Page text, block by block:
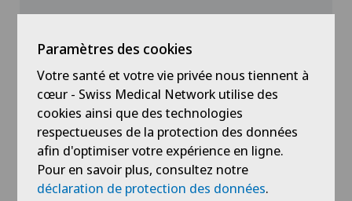
Infectiologie
Voir profil
Paramètres des cookies
Votre santé et votre vie privée nous tiennent à
cœur - Swiss Medical Network utilise des
cookies ainsi que des technologies
respectueuses de la protection des données
afin d'optimiser votre expérience en ligne.
Pour en savoir plus, consultez notre
déclaration de protection des données.